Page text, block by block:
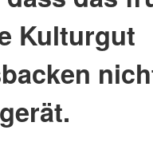
Kulturgut